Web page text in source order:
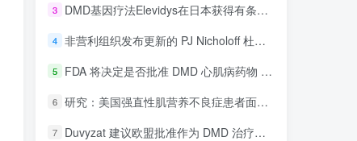
3 DMD基因疗法Elevidys在日本获得有条件批准
4 非营利组织发布更新的 PJ Nicholoff 杜氏肌营养不良症 (DMD) 类固醇治疗方案
5 FDA 将决定是否批准 DMD 心肌病药物 Deramiocel
6 研究：美国强直性肌营养不良症患者面临更高的医疗费用
7 Duvyzat 建议欧盟批准作为 DMD 治疗药物